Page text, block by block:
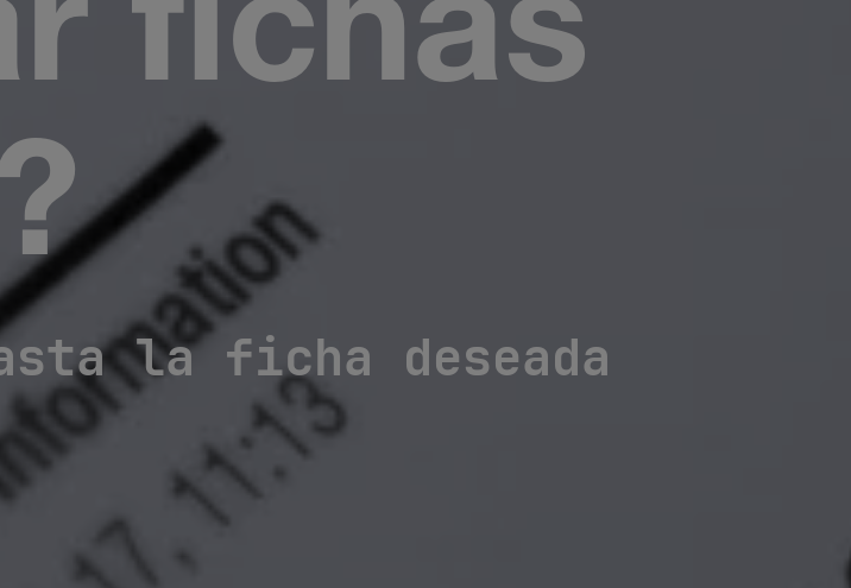
fichas
la ficha deseada